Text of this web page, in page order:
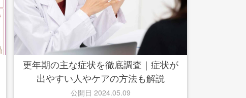
更年期の主な症状を徹底調査｜症状が
出やすい人やケアの方法も解説
公開日 2024.05.09